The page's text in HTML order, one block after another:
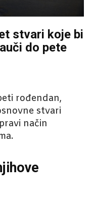
stvari koje bi
do pete
rođendan,
stvari
način